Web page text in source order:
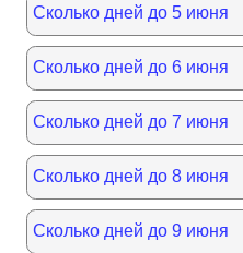
Сколько дней до 5 июня
Сколько дней до 6 июня
Сколько дней до 7 июня
Сколько дней до 8 июня
Сколько дней до 9 июня